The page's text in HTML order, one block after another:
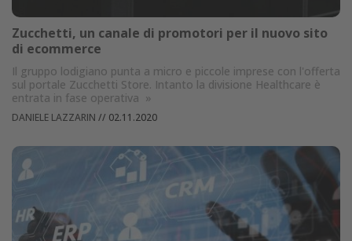
Zucchetti, un canale di promotori per il nuovo sito
di ecommerce
Il gruppo lodigiano punta a micro e piccole imprese con l'offerta
sul portale Zucchetti Store. Intanto la divisione Healthcare è
entrata in fase operativa »
DANIELE LAZZARIN // 02.11.2020